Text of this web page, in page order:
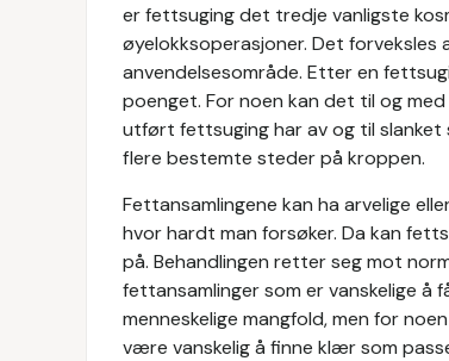
er fettsuging det tredje vanligste
øyelokksoperasjoner. Det forveksles
anvendelsesområde. Etter en
poenget. For noen kan det til og
utført fettsuging har av og til
flere bestemte steder på kroppen.
Fettansamlingene kan ha arvelige
hvor hardt man forsøker. Da kan
på. Behandlingen retter seg mot
fettansamlinger som er vanskelige å
menneskelige mangfold, men for
være vanskelig å finne klær som